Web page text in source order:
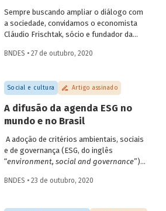
da população aos serviços.
Sempre buscando ampliar o diálogo com
a sociedade, convidamos o economista
Cláudio Frischtak, sócio e fundador da
International Growth Center (LSE), para
oportunidades e desafios para ampliar os
investimentos em saneamento no Brasil.
textos com especialistas convidados, que
busca ampliar a troca de conhecimentos e
promover a discussão sobre os principais
temas relacionados ao desenvolvimento
brasileiro.
BNDES • 27 de outubro, 2020
Social e cultura Artigo assinado
A difusão da agenda ESG no
mundo e no Brasil
A adoção de critérios ambientais, sociais
e de governança (ESG, do inglês
“environment, social and governance”)
investimentos parece estar
gestoras e bancos brasileiros. A
BNDES • 23 de outubro, 2020